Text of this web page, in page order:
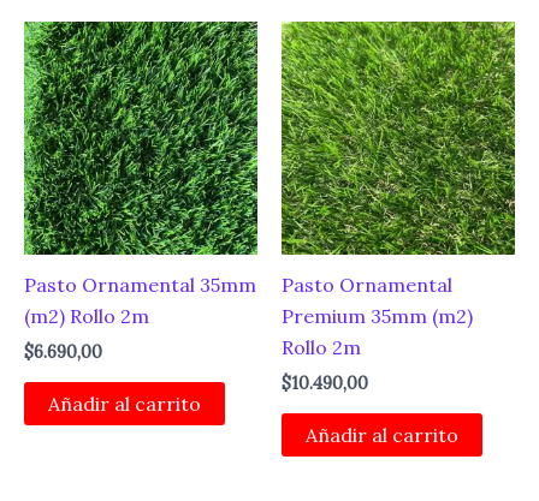
Pasto Ornamental 35mm
(m2) Rollo 2m
$6.690,00
Añadir al carrito
Pasto Ornamental
Premium 35mm (m2)
Rollo 2m
$10.490,00
Añadir al carrito